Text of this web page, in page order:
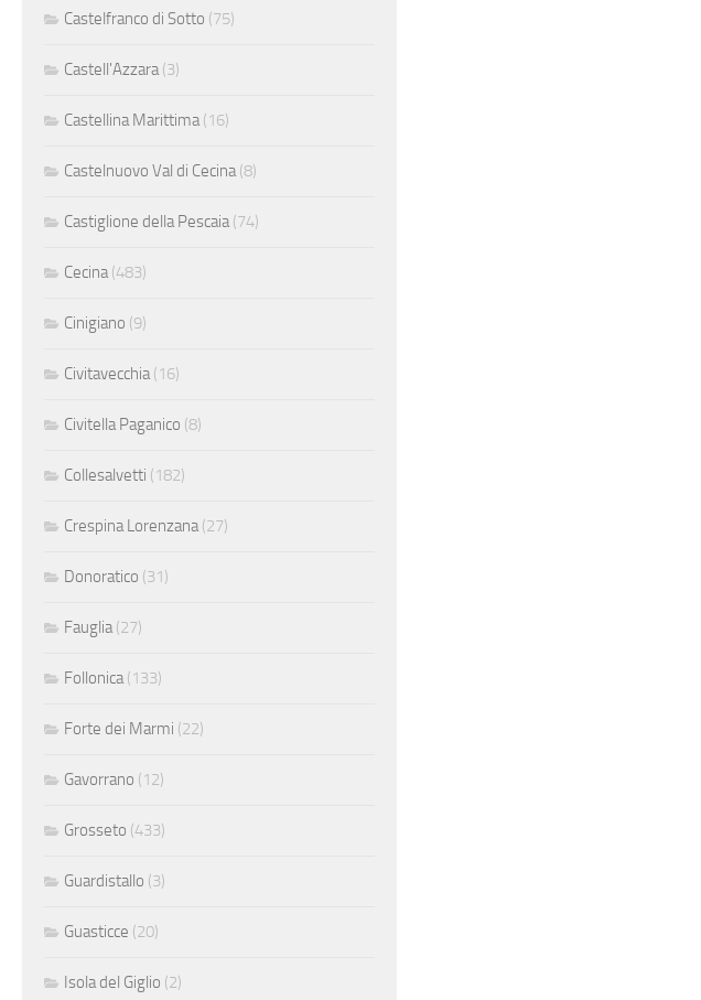
Castelfranco di Sotto (75)
Castell'Azzara(3)
Castellina Marittima(16)
Castelnuovo Val di Cecina(8)
Castiglione della Pescaia(74)
Cecina(483)
Cinigiano (9)
Civitavecchia(16)
Civitella Paganico (8)
Collesalvetti (182)
Crespina Lorenzana(27)
Donoratico (31)
Fauglia(27)
Follonica(133)
Forte dei Marmi (22)
Gavorrano (12)
Grosseto (433)
Guardistallo (3)
Guasticce (20)
Isola del Giglio (2)